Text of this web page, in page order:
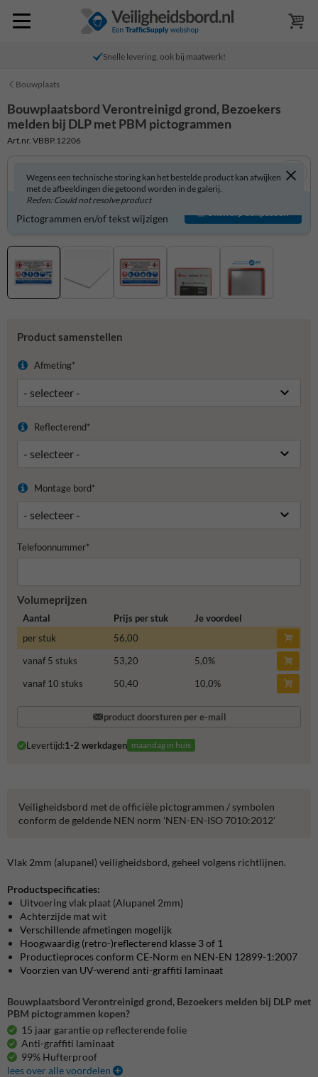
Snelle levering, ook bij maatwerk!
Bouwplaats
Bouwplaatsbord Verontreinigd grond, Bezoekers
melden bij DLP met PBM pictogrammen
Art.nr. VBBP.12206
Wegens een technische storing kan het bestelde product kan afwijken
met de afbeeldingen die getoond worden in de galerij.
Reden: Could not resolve product
Bouwplaatsbord zelf aanpassen?
Pictogrammen en/of tekst wijzigen
Ontwerp aanpassen
Product samenstellen
Afmeting*
Reflecterend*
Montage bord*
Telefoonnummer*
Volumeprijzen
Aantal Prijs per stuk
Je voordeel
per stuk
56,00
vanaf 5 stuks
53,20 5,0%
vanaf 10 stuks
50,40 10,0%
product doorsturen per e-mail
Levertijd:1-2 werkdagen maandag in huis
Veiligheidsbord met de officiële pictogrammen / symbolen
conform de geldende NEN norm 'NEN-EN-ISO 7010:2012'
Vlak 2mm (alupanel) veiligheidsbord, geheel volgens richtlijnen.
Productspecificaties:
Uitvoering vlak plaat (Alupanel 2mm)
Achterzijde mat wit
Verschillende afmetingen mogelijk
Hoogwaardig (retro-)reflecterend klasse 3 of 1
Productieproces conform CE-Norm en NEN-EN 12899-1:2007
Voorzien van UV-werend anti-graffiti laminaat
Bouwplaatsbord Verontreinigd grond, Bezoekers melden bij DLP met
PBM pictogrammen kopen?
15 jaar garantie op reflecterende folie
Anti-graffiti laminaat
99% Hufterproof
lees over alle voordelen